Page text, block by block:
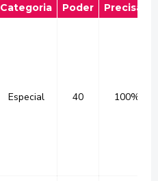
Categoria Poder Precisão
Especial 40 100%